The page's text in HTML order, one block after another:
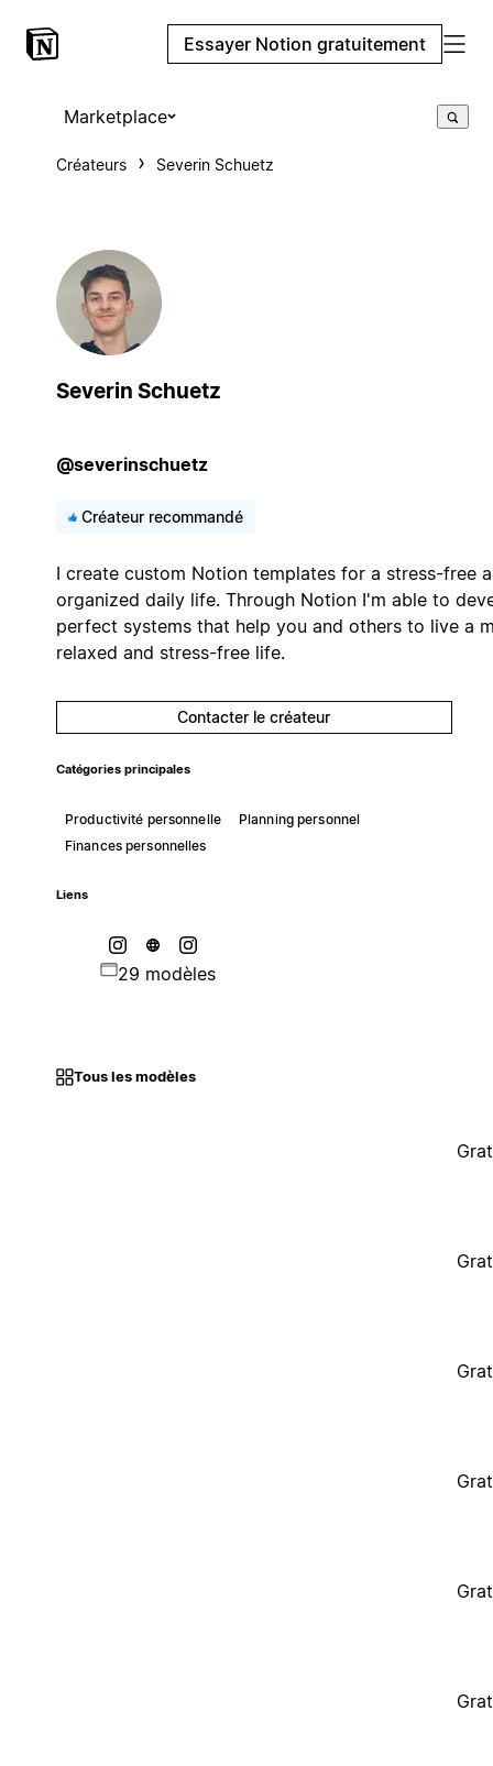
Essayer Notion gratuitement
Marketplace
Créateurs Severin Schuetz
Severin Schuetz
@severinschuetz
Créateur recommandé
I create custom Notion templates for a stress-free
organized daily life. Through Notion I'm able to
perfect systems that help you and others to live a
relaxed and stress-free life.
Contacter le créateur
Catégories principales
Productivité personnelle
Planning personnel
Finances personnelles
Liens
29 modèles
Tous les modèles